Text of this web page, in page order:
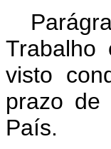
Trabalho
visto
prazo